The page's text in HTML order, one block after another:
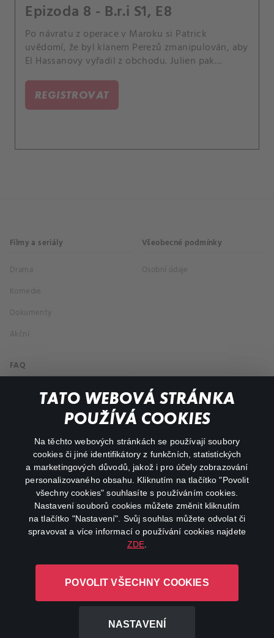
TATO WEBOVÁ STRÁNKA
POUŽÍVÁ COOKIES
Na těchto webových stránkách se používají soubory
cookies či jiné identifikátory z funkčních, statistických
a marketingových důvodů, jakož i pro účely zobrazování
personalizovaného obsahu. Kliknutím na tlačítko "Povolit
všechny cookies" souhlasíte s používáním cookies.
Nastavení souborů cookies můžete změnit kliknutím
na tlačítko "Nastavení". Svůj souhlas můžete odvolat či
spravovat a více informací o používání cookies najdete
ZDE
POVOLIT VŠECHNY COOKIES
NASTAVENÍ
Epizoda 8 - B.r.i S1, E8
Po návratu z operace v Maroku si Patrick
uvědomí, že byl klanem Perezů zmanipulován, aby
El Hassanovy vyřadil z obchodu. Julien pak
REGISTROVAT
Filmy a seriály
Drama
Komedie
Dokumenty
Akční
Všeobecné podmínky
Osobní údaje
FAQ
Můj účet
Důležité odkazy
facebookinstagram
youtube
L-1246 Luxembourg R.C.S.